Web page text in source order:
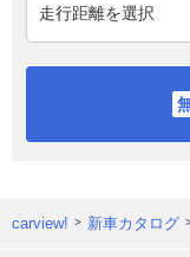
carview! 新車カタログ